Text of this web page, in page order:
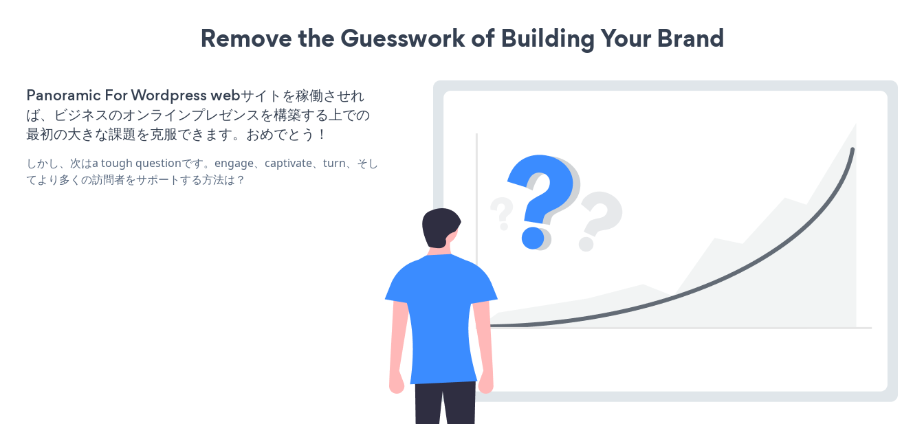
Remove the Guesswork of Building Your Brand
Panoramic For Wordpress webサイトを稼働させれ
ば、ビジネスのオンラインプレゼンスを構築する上での
最初の大きな課題を克服できます。おめでとう！
しかし、次はa tough questionです。engage、captivate、turn、そし
てより多くの訪問者をサポートする方法は？